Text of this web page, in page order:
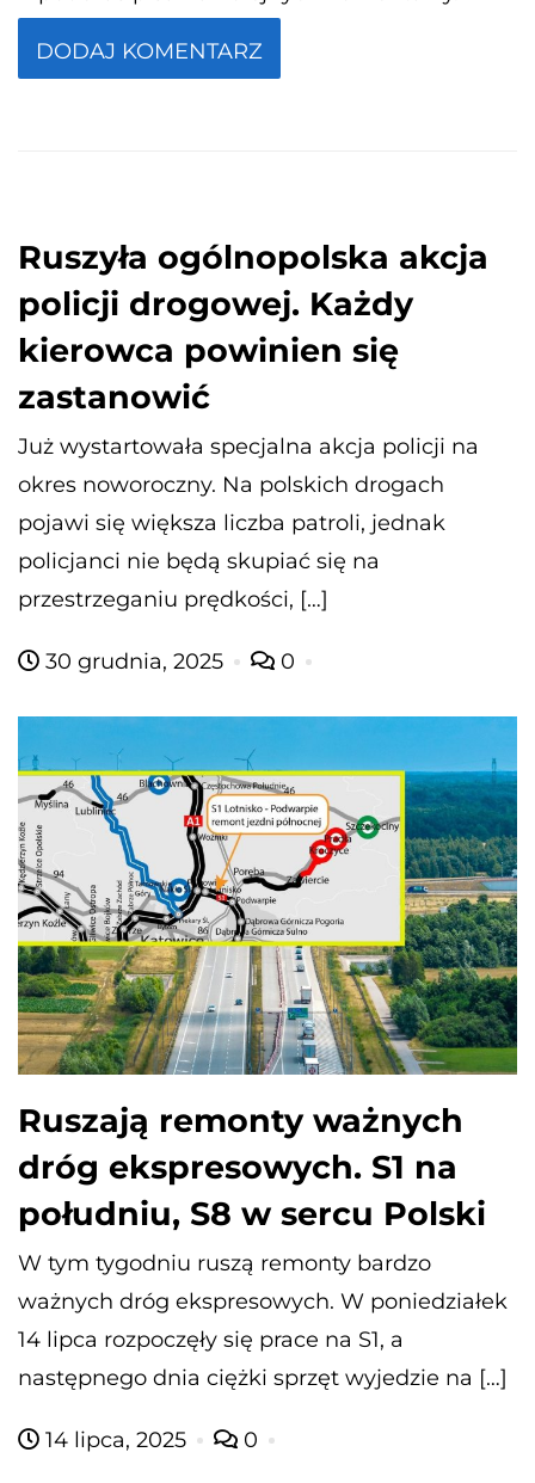
Ruszyła ogólnopolska akcja
policji drogowej. Każdy
kierowca powinien się
zastanowić
Już wystartowała specjalna akcja policji na
okres noworoczny. Na polskich drogach
pojawi się większa liczba patroli, jednak
policjanci nie będą skupiać się na
przestrzeganiu prędkości, […]
30 grudnia, 2025 0
Ruszają remonty ważnych
dróg ekspresowych. S1 na
południu, S8 w sercu Polski
W tym tygodniu ruszą remonty bardzo
ważnych dróg ekspresowych. W poniedziałek
14 lipca rozpoczęły się prace na S1, a
następnego dnia ciężki sprzęt wyjedzie na […]
14 lipca, 2025 0